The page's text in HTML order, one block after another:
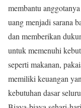
membantu
uang menjadi sarana
dan memberikan
untuk memenuhi
seperti makanan,
memiliki keuangan
kebutuhan dasar